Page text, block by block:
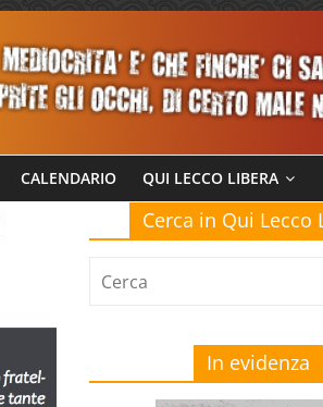
CALENDARIO QUI LECCO LIBERA
Cerca in Qui Lecco
In evidenza